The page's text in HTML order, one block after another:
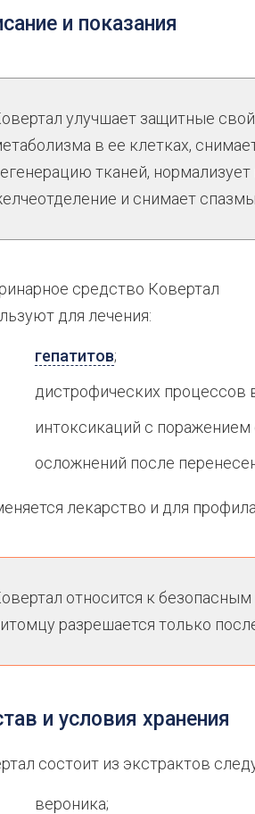
и показания
улучшает защитные
в ее клетках,
тканей,
и снимает
средство Ковертал
для лечения:
гепатитов;
дистрофических процессов
интоксикаций с поражением
осложнений после
лекарство и для
относится к
разрешается только
и условия хранения
состоит из экстрактов
вероника;